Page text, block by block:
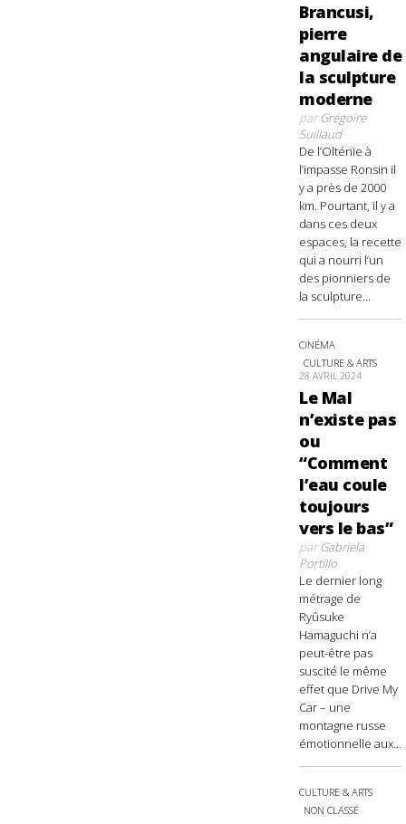
Brancusi,
pierre
angulaire de
la sculpture
moderne
parGrégoire
Suillaud
De l’Olténie à
l’impasse Ronsin il
y a près de 2000
km. Pourtant, il y a
dans ces deux
espaces, la recette
qui a nourri l’un
des pionniers de
la sculpture...
CINÉMA
CULTURE & ARTS
28 AVRIL 2024
Le Mal
n’existe pas
ou
“Comment
l’eau coule
toujours
vers le bas”
parGabriela
Portillo
Le dernier long
métrage de
Ryûsuke
Hamaguchi n’a
peut-être pas
suscité le même
effet que Drive My
Car – une
montagne russe
émotionnelle aux...
CULTURE & ARTS
NON CLASSÉ